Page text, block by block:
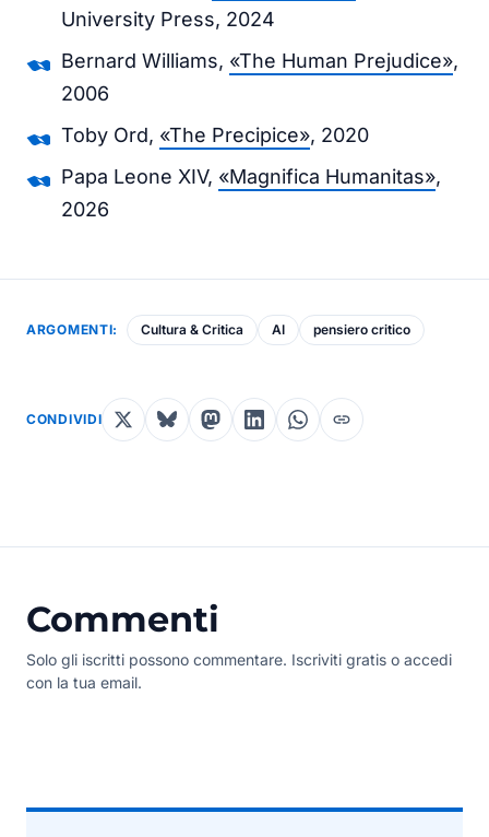
University Press, 2024
Bernard Williams, «The Human Prejudice»,
2006
Toby Ord, «The Precipice», 2020
Papa Leone XIV, «Magnifica Humanitas»,
2026
ARGOMENTI: Cultura & Critica AI pensiero critico
CONDIVIDI
Commenti
Solo gli iscritti possono commentare. Iscriviti gratis o accedi
con la tua email.